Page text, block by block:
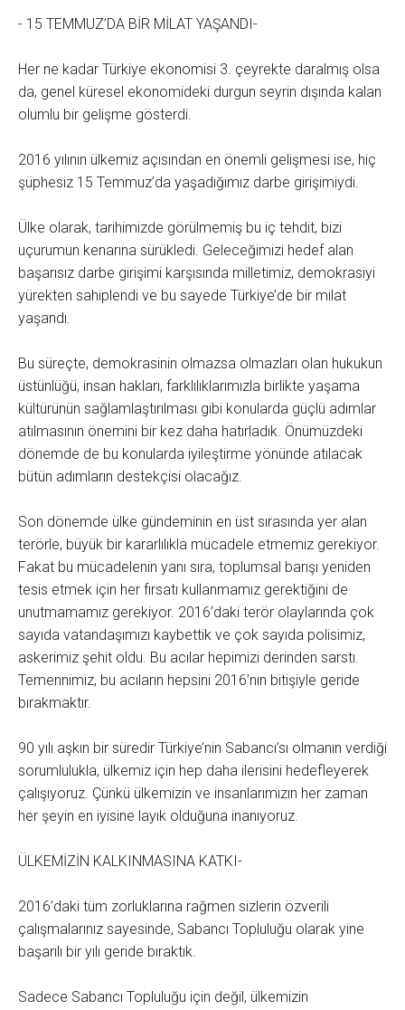
- 15 TEMMUZ’DA BİR MİLAT YAŞANDI-
Her ne kadar Türkiye ekonomisi 3. çeyrekte daralmış olsa
da, genel küresel ekonomideki durgun seyrin dışında kalan
olumlu bir gelişme gösterdi.
2016 yılının ülkemiz açısından en önemli gelişmesi ise, hiç
şüphesiz 15 Temmuz’da yaşadığımız darbe girişimiydi.
Ülke olarak, tarihimizde görülmemiş bu iç tehdit, bizi
uçurumun kenarına sürükledi. Geleceğimizi hedef alan
başarısız darbe girişimi karşısında milletimiz, demokrasiyi
yürekten sahiplendi ve bu sayede Türkiye’de bir milat
yaşandı.
Bu süreçte, demokrasinin olmazsa olmazları olan hukukun
üstünlüğü, insan hakları, farklılıklarımızla birlikte yaşama
kültürünün sağlamlaştırılması gibi konularda güçlü adımlar
atılmasının önemini bir kez daha hatırladık. Önümüzdeki
dönemde de bu konularda iyileştirme yönünde atılacak
bütün adımların destekçisi olacağız.
Son dönemde ülke gündeminin en üst sırasında yer alan
terörle, büyük bir kararlılıkla mücadele etmemiz gerekiyor.
Fakat bu mücadelenin yanı sıra, toplumsal barışı yeniden
tesis etmek için her fırsatı kullanmamız gerektiğini de
unutmamamız gerekiyor. 2016’daki terör olaylarında çok
sayıda vatandaşımızı kaybettik ve çok sayıda polisimiz,
askerimiz şehit oldu. Bu acılar hepimizi derinden sarstı.
Temennimiz, bu acıların hepsini 2016’nın bitişiyle geride
bırakmaktır.
90 yılı aşkın bir süredir Türkiye’nin Sabancı’sı olmanın verdiği
sorumlulukla, ülkemiz için hep daha ilerisini hedefleyerek
çalışıyoruz. Çünkü ülkemizin ve insanlarımızın her zaman
her şeyin en iyisine layık olduğuna inanıyoruz.
ÜLKEMİZİN KALKINMASINA KATKI-
2016’daki tüm zorluklarına rağmen sizlerin özverili
çalışmalarınız sayesinde, Sabancı Topluluğu olarak yine
başarılı bir yılı geride bıraktık.
Sadece Sabancı Topluluğu için değil, ülkemizin